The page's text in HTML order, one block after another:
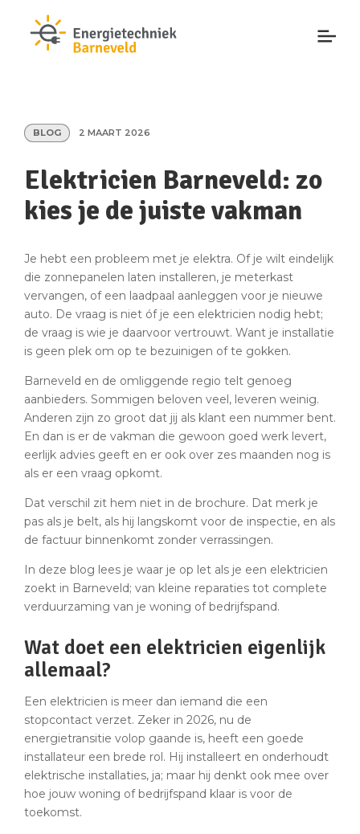
BLOG 2 MAART 2026
Elektricien Barneveld: zo
kies je de juiste vakman
Je hebt een probleem met je elektra. Of je wilt eindelijk
die zonnepanelen laten installeren, je meterkast
vervangen, of een laadpaal aanleggen voor je nieuwe
auto. De vraag is niet óf je een elektricien nodig hebt;
de vraag is wie je daarvoor vertrouwt. Want je installatie
is geen plek om op te bezuinigen of te gokken.
Barneveld en de omliggende regio telt genoeg
aanbieders. Sommigen beloven veel, leveren weinig.
Anderen zijn zo groot dat jij als klant een nummer bent.
En dan is er de vakman die gewoon goed werk levert,
eerlijk advies geeft en er ook over zes maanden nog is
als er een vraag opkomt.
Dat verschil zit hem niet in de brochure. Dat merk je
pas als je belt, als hij langskomt voor de inspectie, en als
de factuur binnenkomt zonder verrassingen.
In deze blog lees je waar je op let als je een elektricien
zoekt in Barneveld; van kleine reparaties tot complete
verduurzaming van je woning of bedrijfspand.
Wat doet een elektricien eigenlijk
allemaal?
Een elektricien is meer dan iemand die een
stopcontact verzet. Zeker in 2026, nu de
energietransitie volop gaande is, heeft een goede
installateur een brede rol. Hij installeert en onderhoudt
elektrische installaties, ja; maar hij denkt ook mee over
hoe jouw woning of bedrijfspand klaar is voor de
toekomst.